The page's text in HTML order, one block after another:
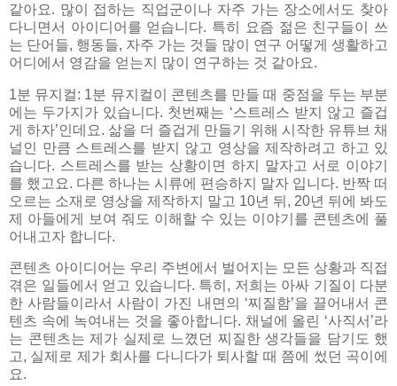
같아요. 많이 접하는 직업군이나 자주 가는 장소에서도 찾아
다니면서 아이디어를 얻습니다. 특히 요즘 젊은 친구들이 쓰
는 단어들, 행동들, 자주 가는 것들 많이 연구 어떻게 생활하고
어디에서 영감을 얻는지 많이 연구하는 것 같아요.
1분 뮤지컬: 1분 뮤지컬이 콘텐츠를 만들 때 중점을 두는 부분
에는 두가지가 있습니다. 첫번째는 ‘스트레스 받지 않고 즐겁
게 하자’인데요. 삶을 더 즐겁게 만들기 위해 시작한 유튜브 채
널인 만큼 스트레스를 받지 않고 영상을 제작하려고 하고 있
습니다. 스트레스를 받는 상황이면 하지 말자고 서로 이야기
를 했고요. 다른 하나는 시류에 편승하지 말자 입니다. 반짝 떠
오르는 소재로 영상을 제작하지 말고 10년 뒤, 20년 뒤에 봐도
제 아들에게 보여 줘도 이해할 수 있는 이야기를 콘텐츠에 풀
어내고자 합니다.
콘텐츠 아이디어는 우리 주변에서 벌어지는 모든 상황과 직접
겪은 일들에서 얻고 있습니다. 특히, 저희는 아싸 기질이 다분
한 사람들이라서 사람이 가진 내면의 ‘찌질함’을 끌어내서 콘
텐츠 속에 녹여내는 것을 좋아합니다. 채널에 올린 ‘사직서’라
는 콘텐츠는 제가 실제로 느꼈던 찌질한 생각들을 담기도 했
고, 실제로 제가 회사를 다니다가 퇴사할 때 쯤에 썼던 곡이에
요.